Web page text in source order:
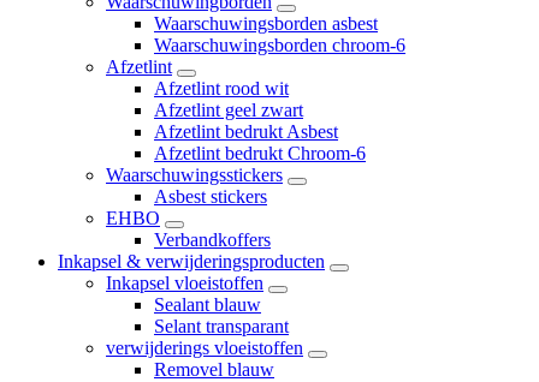
Waarschuwingsborden asbest
Waarschuwingsborden chroom-6
Afzetlint
Afzetlint rood wit
Afzetlint geel zwart
Afzetlint bedrukt Asbest
Afzetlint bedrukt Chroom-6
Waarschuwingsstickers
Asbest stickers
EHBO
Verbandkoffers
Inkapsel & verwijderingsproducten
Inkapsel vloeistoffen
Sealant blauw
Selant transparant
verwijderings vloeistoffen
Removel blauw